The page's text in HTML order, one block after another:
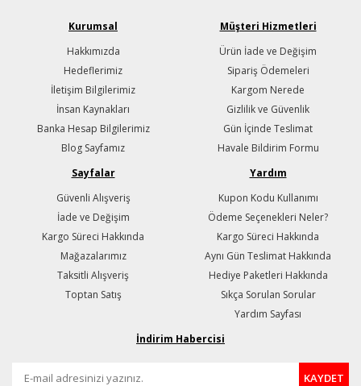
Kurumsal
Hakkımızda
Hedeflerimiz
İletişim Bilgilerimiz
İnsan Kaynakları
Banka Hesap Bilgilerimiz
Blog Sayfamız
Müşteri Hizmetleri
Ürün İade ve Değişim
Sipariş Ödemeleri
Kargom Nerede
Gizlilik ve Güvenlik
Gün İçinde Teslimat
Havale Bildirim Formu
Sayfalar
Güvenli Alışveriş
İade ve Değişim
Kargo Süreci Hakkında
Mağazalarımız
Taksitli Alışveriş
Toptan Satış
Yardım
Kupon Kodu Kullanımı
Ödeme Seçenekleri Neler?
Kargo Süreci Hakkında
Aynı Gün Teslimat Hakkında
Hediye Paketleri Hakkında
Sıkça Sorulan Sorular
Yardım Sayfası
İndirim Habercisi
KAYDET